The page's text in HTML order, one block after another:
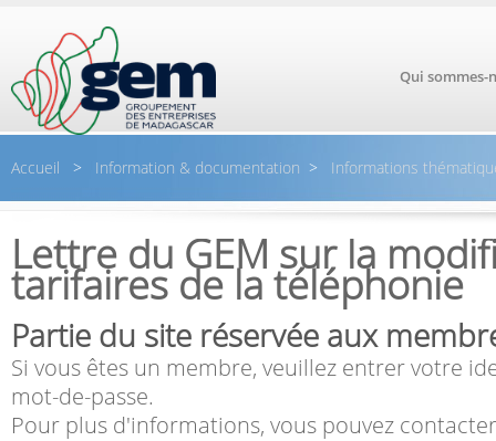
Qui sommes-
Accueil > Information & documentation > Informations
Lettre du GEM sur la
tarifaires de la téléphonie
Partie du site réservée aux
Si vous êtes un membre, veuillez entrer votre
mot-de-passe.
Pour plus d'informations, vous pouvez